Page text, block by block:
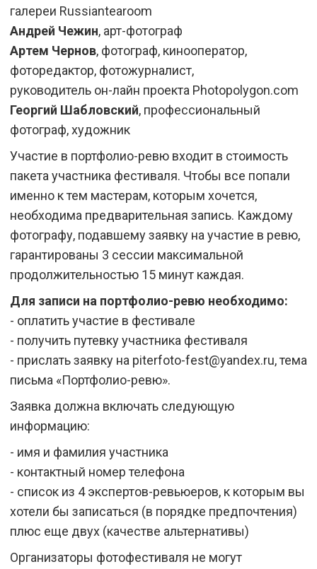
галереи Russiantearoom
Андрей Чежин, арт-фотограф
Артем Чернов, фотограф, кинооператор,
фоторедактор, фотожурналист,
руководитель он-лайн проекта Photopolygon.com
Георгий Шабловский, профессиональный
фотограф, художник
Участие в портфолио-ревю входит в стоимость
пакета участника фестиваля. Чтобы все попали
именно к тем мастерам, которым хочется,
необходима предварительная запись. Каждому
фотографу, подавшему заявку на участие в ревю,
гарантированы 3 сессии максимальной
продолжительностью 15 минут каждая.
Для записи на портфолио-ревю необходимо:
- оплатить участие в фестивале
- получить путевку участника фестиваля
- прислать заявку на piterfoto-fest@yandex.ru, тема
письма «Портфолио-ревю».
Заявка должна включать следующую
информацию:
- имя и фамилия участника
- контактный номер телефона
- список из 4 экспертов-ревьюеров, к которым вы
хотели бы записаться (в порядке предпочтения)
плюс еще двух (качестве альтернативы)
Организаторы фотофестиваля не могут